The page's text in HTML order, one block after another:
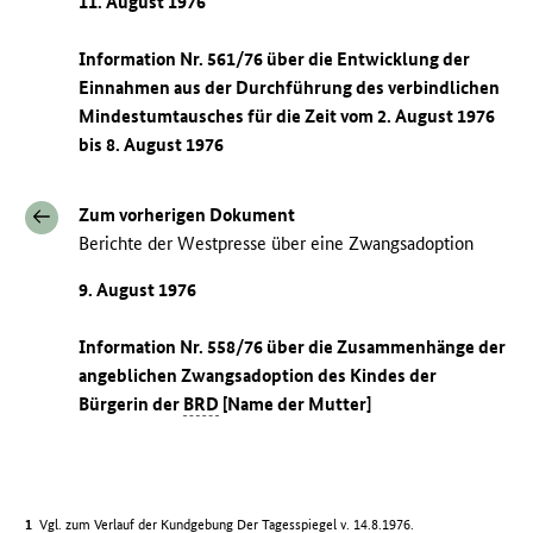
Information Nr. 561/76 über die Entwicklung der
Einnahmen aus der Durchführung des verbindlichen
Mindestumtausches für die Zeit vom 2. August 1976
bis 8. August 1976
Zum vorherigen Dokument
Berichte der Westpresse über eine Zwangsadoption
9. August 1976
Information Nr. 558/76 über die Zusammenhänge der
angeblichen Zwangsadoption des Kindes der
Bürgerin der BRD [Name der Mutter]
Vgl. zum Verlauf der Kundgebung Der Tagesspiegel v. 14.8.1976.